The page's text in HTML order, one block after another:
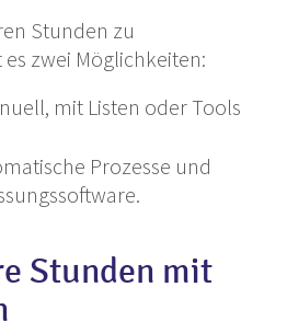
Stunden zu
zwei Möglichkeiten:
mit Listen oder Tools
Prozesse und
Stunden mit